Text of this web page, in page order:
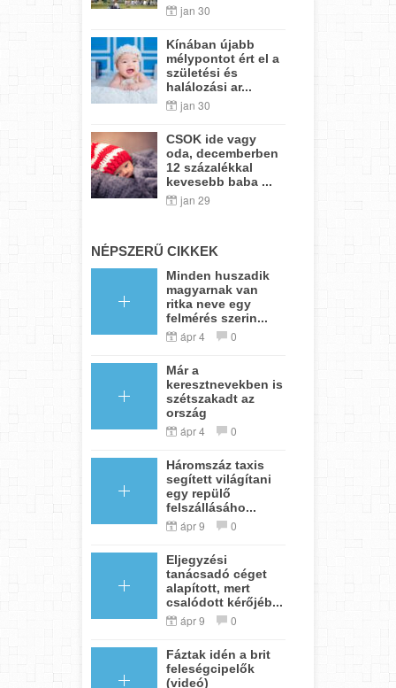
jan 30
Kínában újabb
mélypontot ért el a
születési és
halálozási ar...
jan 30
CSOK ide vagy
oda, decemberben
12 százalékkal
kevesebb baba ...
jan 29
NÉPSZERŰ CIKKEK
Minden huszadik
magyarnak van
ritka neve egy
felmérés szerin...
ápr 4 0
Már a
keresztnevekben is
szétszakadt az
ország
ápr 4 0
Háromszáz taxis
segített világítani
egy repülő
felszállásáho...
ápr 9 0
Eljegyzési
tanácsadó céget
alapított, mert
csalódott kérőjéb...
ápr 9 0
Fáztak idén a brit
feleségcipelők
(videó)